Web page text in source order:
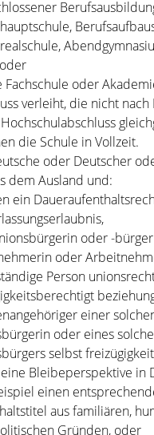
Fachschule oder
verleiht, die nicht nach
die Schule in Vollzeit.
oder Deutscher
dem Ausland und:
ein
oder -
oder
Person
einer
oder eines
selbst
Bleibeperspektive in
einen
aus familiären,
Gründen, oder